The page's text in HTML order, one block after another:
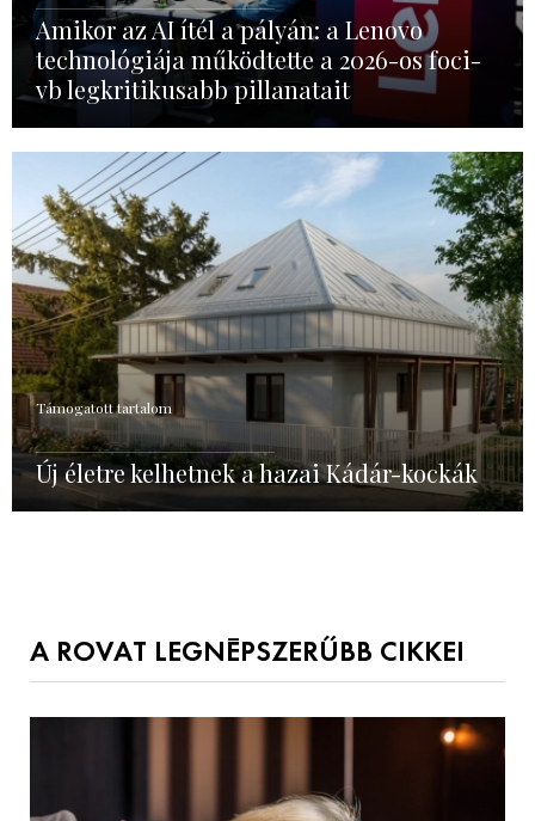
Amikor az AI ítél a pályán: a Lenovo
technológiája működtette a 2026-os foci-
vb legkritikusabb pillanatait
Támogatott tartalom
Új életre kelhetnek a hazai Kádár-kockák
A ROVAT LEGNÉPSZERŰBB CIKKEI